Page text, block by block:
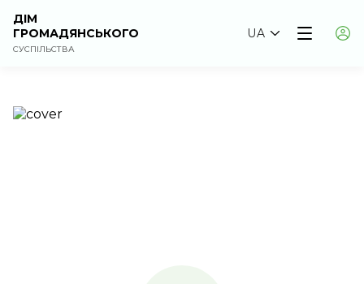
ДІМ
ГРОМАДЯНСЬКОГО
СУСПІЛЬСТВА
UA